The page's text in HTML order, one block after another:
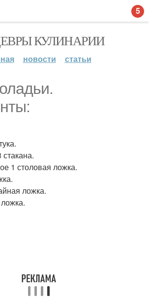
КУЛИНАРИИ
новости статьи
1 столовая ложка.
ложка.
5